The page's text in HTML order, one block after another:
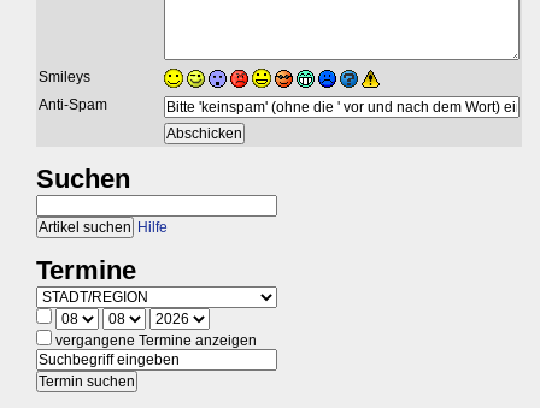
Smileys
Anti-Spam
Suchen
Hilfe
Termine
vergangene Termine anzeigen